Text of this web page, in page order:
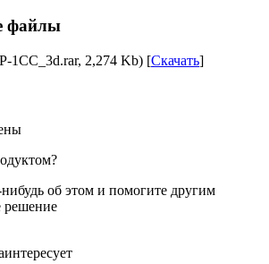
файлы
1CC_3d.rar, 2,274 Kb) [Скачать]
об этом и помогите другим
решение